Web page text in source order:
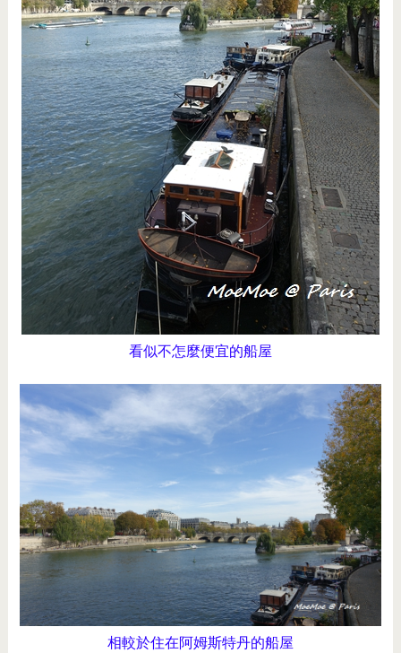
看似不怎麼便宜的船屋
相較於住在阿姆斯特丹的船屋